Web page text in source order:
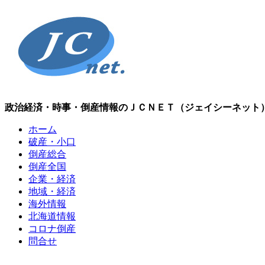
政治経済・時事・倒産情報のＪＣＮＥＴ（ジェイシーネット）
ホーム
破産・小口
倒産総合
倒産全国
企業・経済
地域・経済
海外情報
北海道情報
コロナ倒産
問合せ